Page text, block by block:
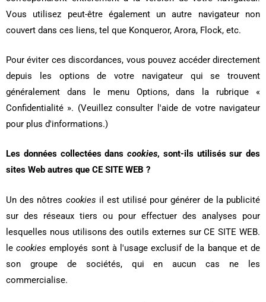
Vous utilisez peut-être également un autre navigateur non
couvert dans ces liens, tel que Konqueror, Arora, Flock, etc.
Pour éviter ces discordances, vous pouvez accéder directement
depuis les options de votre navigateur qui se trouvent
généralement dans le menu Options, dans la rubrique «
Confidentialité ». (Veuillez consulter l'aide de votre navigateur
pour plus d'informations.)
Les données collectées dans cookies, sont-ils utilisés sur des
sites Web autres que CE SITE WEB ?
Un des nôtres cookies il est utilisé pour générer de la publicité
sur des réseaux tiers ou pour effectuer des analyses pour
lesquelles nous utilisons des outils externes sur CE SITE WEB.
lecookies employés sont à l'usage exclusif de la banque et de
son groupe de sociétés, qui en aucun cas ne les
commercialise.